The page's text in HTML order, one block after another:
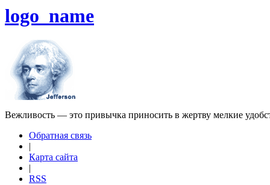
logo_name
Вежливость — это привычка приносить в жертву мелкие
Обратная связь
|
Карта сайта
|
RSS